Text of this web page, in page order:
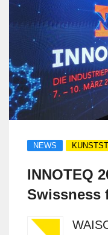
NEWS
INNOTEQ
Swissness